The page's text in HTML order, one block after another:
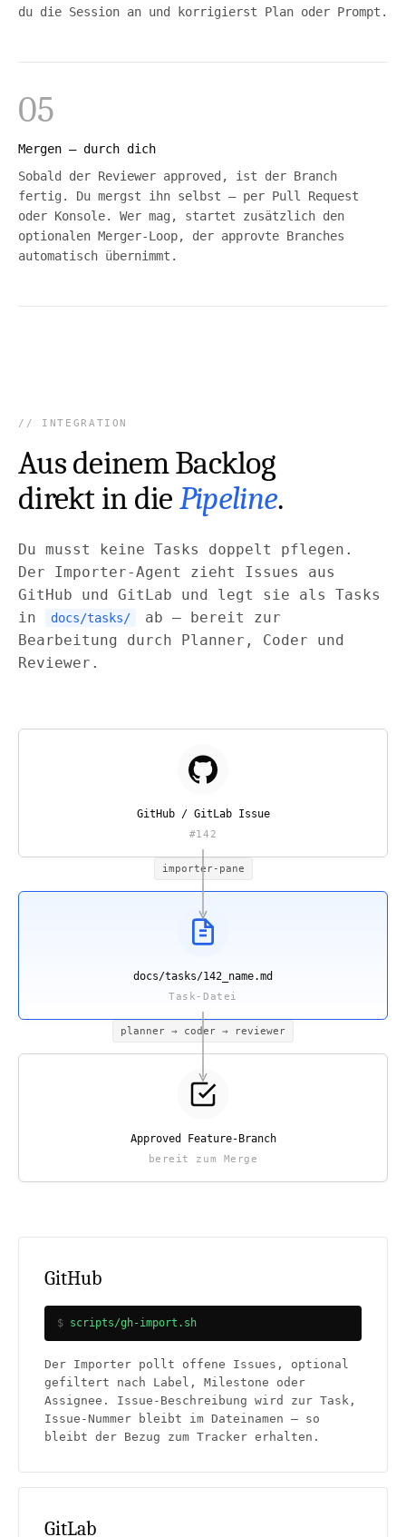
du die Session an und korrigierst Plan oder Prompt.
05
Mergen — durch dich
Sobald der Reviewer approved, ist der Branch
fertig. Du mergst ihn selbst — per Pull Request
oder Konsole. Wer mag, startet zusätzlich den
optionalen Merger-Loop, der approvte Branches
automatisch übernimmt.
INTEGRATION
Aus deinem Backlog
direkt in diePipeline.
Du musst keine Tasks doppelt pflegen.
Der Importer-Agent zieht Issues aus
GitHub und GitLab und legt sie als Tasks
in
docs/tasks/
ab — bereit zur
Bearbeitung durch Planner, Coder und
Reviewer.
GitHub / GitLab Issue
#142
importer-pane
docs/tasks/142_ name.md
Task-Datei
planner → coder → reviewer
Approved Feature-Branch
bereit zum Merge
GitHub
scripts/gh-import.sh
Der Importer pollt offene Issues, optional
gefiltert nach Label, Milestone oder
Assignee. Issue-Beschreibung wird zur Task,
Issue-Nummer bleibt im Dateinamen — so
bleibt der Bezug zum Tracker erhalten.
GitLab